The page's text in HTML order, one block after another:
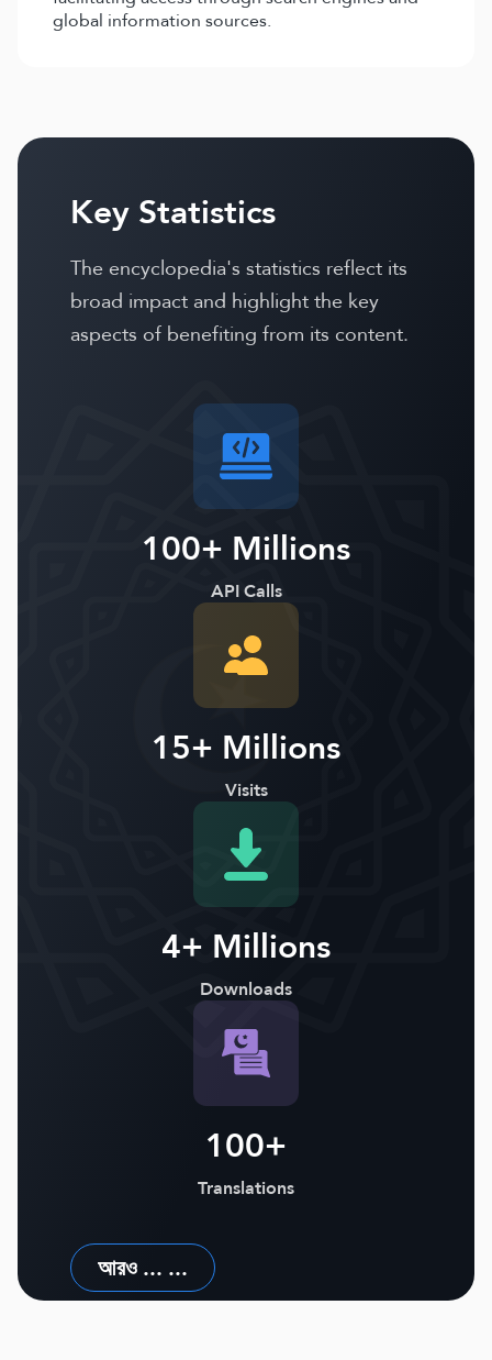
global information sources.
Key Statistics
The encyclopedia's statistics reflect its
broad impact and highlight the key
aspects of benefiting from its content.
100+ Millions
API Calls
15+ Millions
Visits
4+ Millions
Downloads
100+
Translations
আরও ... ...